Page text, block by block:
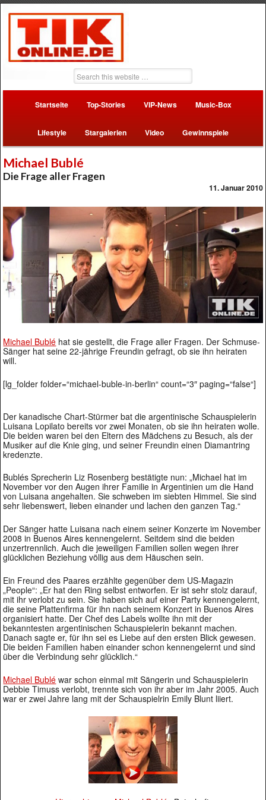
Startseite Top-Stories VIP-News Music-Box
Lifestyle Stargalerien Video Gewinnspiele
Michael Bublé
Die Frage aller Fragen
11. Januar 2010
Michael Bublé hat sie gestellt, die Frage aller Fragen. Der Schmuse-
Sänger hat seine 22-jährige Freundin gefragt, ob sie ihn heiraten
will.
[lg_folder folder=“michael-buble-in-berlin“ count=“3″ paging=“false“]
Der kanadische Chart-Stürmer bat die argentinische Schauspielerin
Luisana Lopilato bereits vor zwei Monaten, ob sie ihn heiraten wolle.
Die beiden waren bei den Eltern des Mädchens zu Besuch, als der
Musiker auf die Knie ging, und seiner Freundin einen Diamantring
kredenzte.
Bublés Sprecherin Liz Rosenberg bestätigte nun: „Michael hat im
November vor den Augen ihrer Familie in Argentinien um die Hand
von Luisana angehalten. Sie schweben im siebten Himmel. Sie sind
sehr liebenswert, lieben einander und lachen den ganzen Tag.“
Der Sänger hatte Luisana nach einem seiner Konzerte im November
2008 in Buenos Aires kennengelernt. Seitdem sind die beiden
unzertrennlich. Auch die jeweiligen Familien sollen wegen ihrer
glücklichen Beziehung völlig aus dem Häuschen sein.
Ein Freund des Paares erzählte gegenüber dem US-Magazin
„People“: „Er hat den Ring selbst entworfen. Er ist sehr stolz darauf,
mit ihr verlobt zu sein. Sie haben sich auf einer Party kennengelernt,
die seine Plattenfirma für ihn nach seinem Konzert in Buenos Aires
organisiert hatte. Der Chef des Labels wollte ihn mit der
bekanntesten argentinischen Schauspielerin bekannt machen.
Danach sagte er, für ihn sei es Liebe auf den ersten Blick gewesen.
Die beiden Familien haben einander schon kennengelernt und sind
über die Verbindung sehr glücklich.“
Michael Bublé war schon einmal mit Sängerin und Schauspielerin
Debbie Timuss verlobt, trennte sich von ihr aber im Jahr 2005. Auch
war er zwei Jahre lang mit der Schauspielrin Emily Blunt liiert.